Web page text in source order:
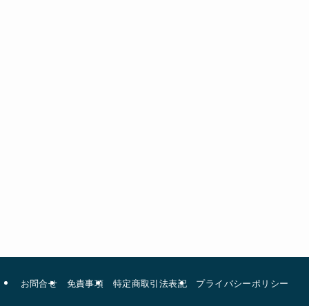
お問合せ 免責事項 特定商取引法表記 プライバシーポリシー